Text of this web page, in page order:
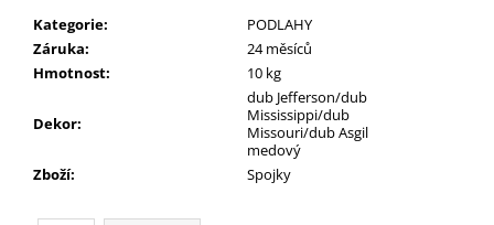
Kategorie:
PODLAHY
Záruka:
24 měsíců
Hmotnost: 10 kg
Dekor:
dub Jefferson/dub
Mississippi/dub
Missouri/dub Asgil
medový
Zboží: Spojky
e
m
e